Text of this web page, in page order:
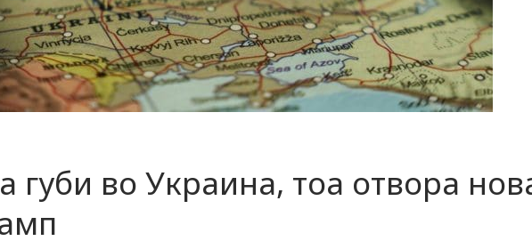
губи во Украина, тоа отвора